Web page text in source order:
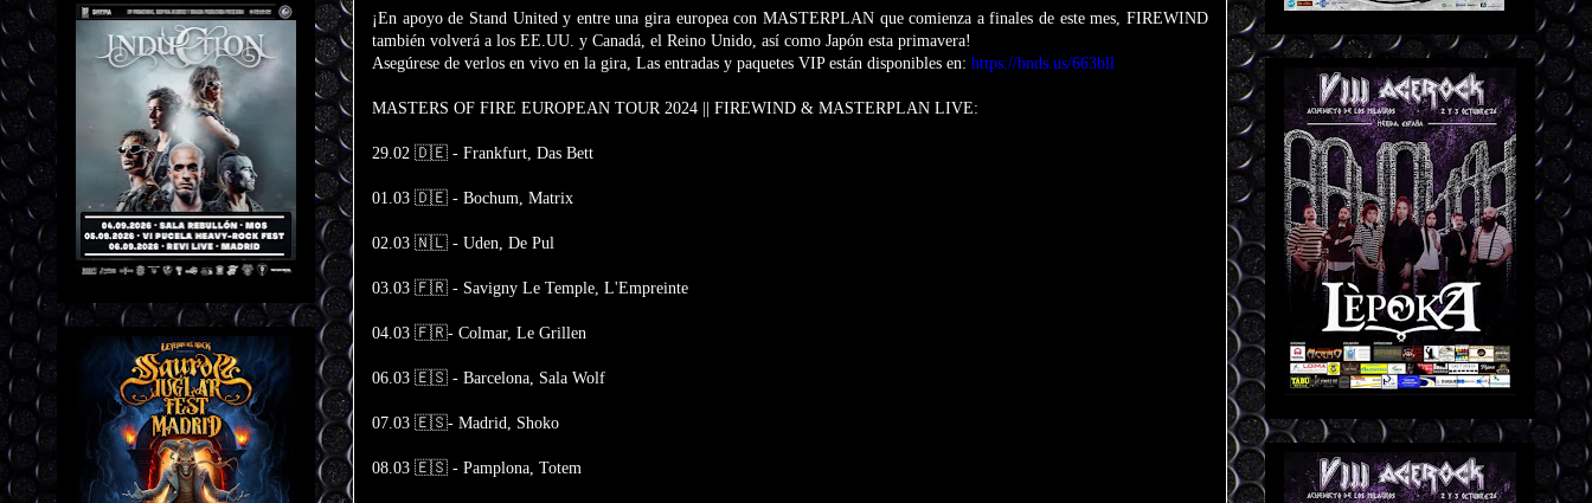
¡En apoyo de Stand United y entre una gira europea con MASTERPLAN que comienza a finales de este mes, FIREWIND
también volverá a los EE.UU. y Canadá, el Reino Unido, así como Japón esta primavera!
Asegúrese de verlos en vivo en la gira, Las entradas y paquetes VIP están disponibles en: https://bnds.us/663bll
MASTERS OF FIRE EUROPEAN TOUR 2024 || FIREWIND & MASTERPLAN LIVE:
29.02 🇩🇪 - Frankfurt, Das Bett
01.03 🇩🇪 - Bochum, Matrix
02.03 🇳🇱 - Uden, De Pul
03.03 🇫🇷 - Savigny Le Temple, L'Empreinte
04.03 🇫🇷- Colmar, Le Grillen
06.03 🇪🇸 - Barcelona, Sala Wolf
07.03 🇪🇸- Madrid, Shoko
08.03 🇪🇸 - Pamplona, Totem